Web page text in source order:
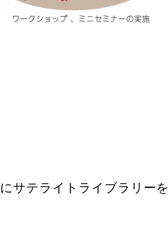
サテライトライブラリーを